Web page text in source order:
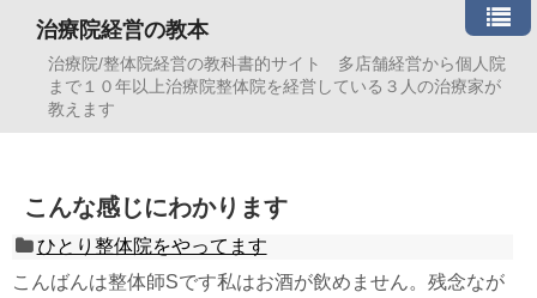
治療院経営の教本
治療院/整体院経営の教科書的サイト 多店舗経営から個人院
まで１０年以上治療院整体院を経営している３人の治療家が
教えます
こんな感じにわかります
ひとり整体院をやってます
こんばんは整体師Sです私はお酒が飲めません。残念なが